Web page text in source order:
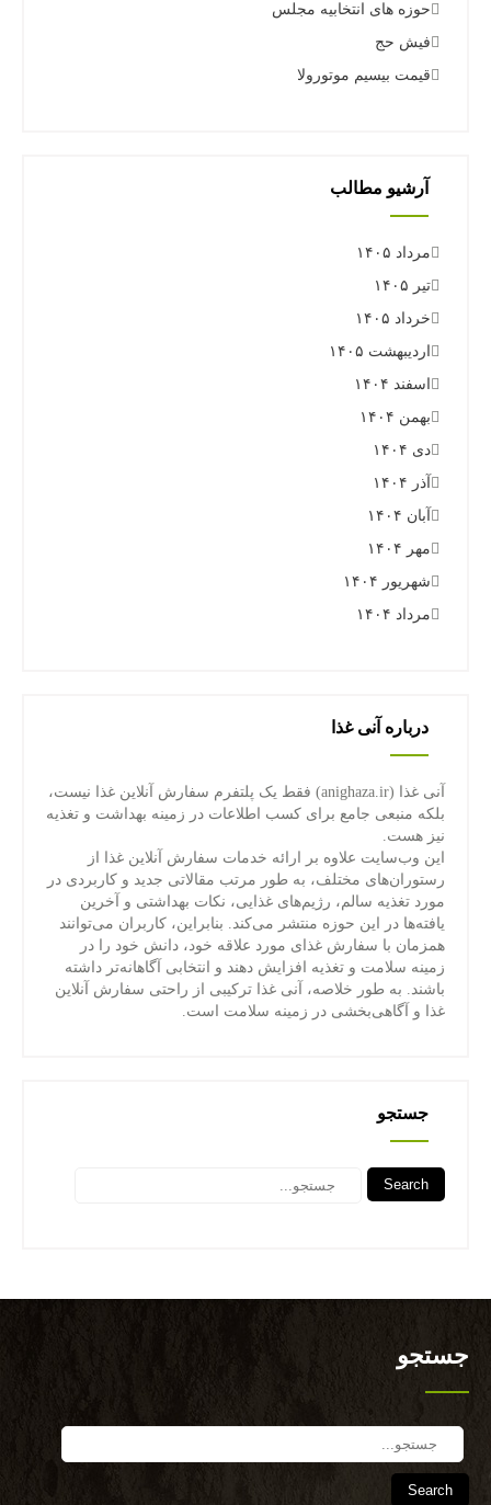
حوزه های انتخابیه مجلس
فیش حج
قیمت بیسیم موتورولا
آرشیو مطالب
مرداد ۱۴۰۵
تیر ۱۴۰۵
خرداد ۱۴۰۵
اردیبهشت ۱۴۰۵
اسفند ۱۴۰۴
بهمن ۱۴۰۴
دی ۱۴۰۴
آذر ۱۴۰۴
آبان ۱۴۰۴
مهر ۱۴۰۴
شهریور ۱۴۰۴
مرداد ۱۴۰۴
درباره آنی غذا
آنی غذا (anighaza.ir) فقط یک پلتفرم سفارش آنلاین غذا نیست،
بلکه منبعی جامع برای کسب اطلاعات در زمینه بهداشت و تغذیه
نیز هست.
این وب‌سایت علاوه بر ارائه خدمات سفارش آنلاین غذا از
رستوران‌های مختلف، به طور مرتب مقالاتی جدید و کاربردی در
مورد تغذیه سالم، رژیم‌های غذایی، نکات بهداشتی و آخرین
یافته‌ها در این حوزه منتشر می‌کند. بنابراین، کاربران می‌توانند
همزمان با سفارش غذای مورد علاقه خود، دانش خود را در
زمینه سلامت و تغذیه افزایش دهند و انتخابی آگاهانه‌تر داشته
باشند. به طور خلاصه، آنی غذا ترکیبی از راحتی سفارش آنلاین
غذا و آگاهی‌بخشی در زمینه سلامت است.
جستجو
Search
جستجو
Search